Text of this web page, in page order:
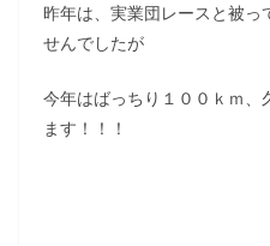
昨年は、実業団レースと被っ
せんでしたが
今年はばっちり１００ｋｍ、
ます！！！